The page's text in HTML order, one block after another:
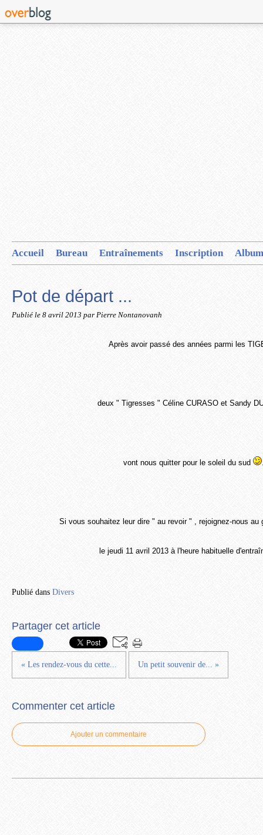
Accueil Bureau Entraînements Inscription
Pot de départ ...
Publié le 8 avril 2013 par Pierre Nontanovanh
Après avoir passé des années parmi les
deux " Tigresses " Céline CURASO et Sandy
vont nous quitter pour le soleil du sud
Si vous souhaitez leur dire " au revoir " , rejoignez-nous au
le jeudi 11 avril 2013 à l'heure habituelle
Publié dans Divers
Partager cet article
« Les rendez-vous du cette... Un petit souvenir de... »
Commenter cet article
Ajouter un commentaire